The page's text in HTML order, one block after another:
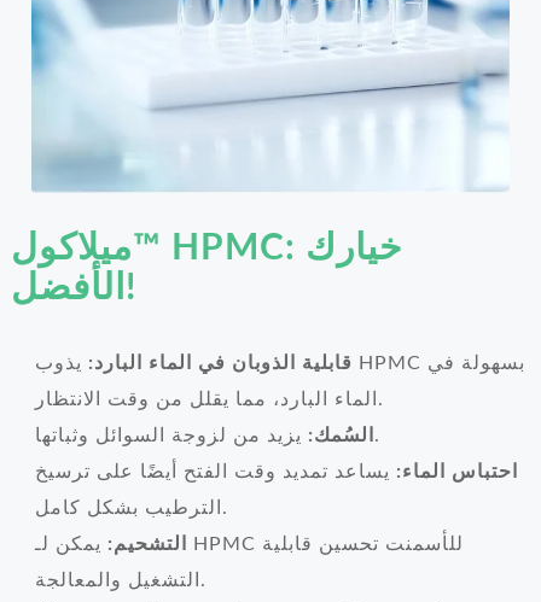
ميلاكول™ HPMC: خيارك
الأفضل!
قابلية الذوبان في الماء البارد: يذوب HPMC بسهولة في
الماء البارد، مما يقلل من وقت الانتظار.
السُمك: يزيد من لزوجة السوائل وثباتها.
احتباس الماء: يساعد تمديد وقت الفتح أيضًا على ترسيخ
الترطيب بشكل كامل.
التشحيم: يمكن لـ HPMC للأسمنت تحسين قابلية
التشغيل والمعالجة.